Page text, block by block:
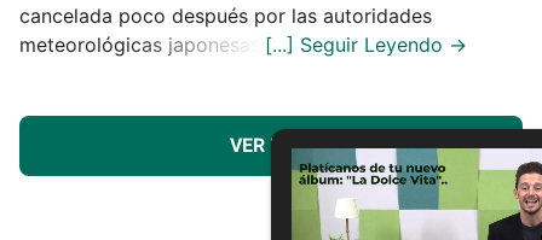
cancelada poco después por las autoridades
meteorológicas japonesas.
VER MÁS